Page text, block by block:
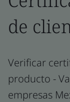
de
Verificar
producto -
empresas